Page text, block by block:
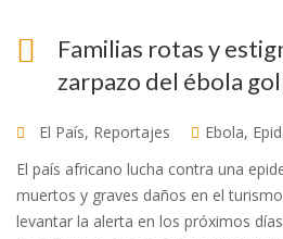
Familias rotas y
zarpazo del ébola
El País, Reportajes Ebola,
El país africano lucha contra una
muertos y graves daños en el
levantar la alerta en los próximos